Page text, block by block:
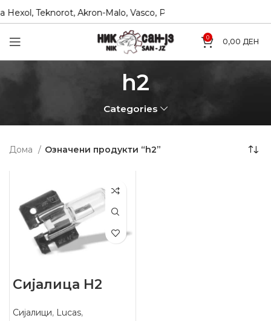
Teknorot, Akron-Malo, Vasco, PTZ, Coram
0 0,00 ДЕН
h2
Categories
Дома Означени продукти “h2”
Сијалица H2
Сијалици, Lucas,